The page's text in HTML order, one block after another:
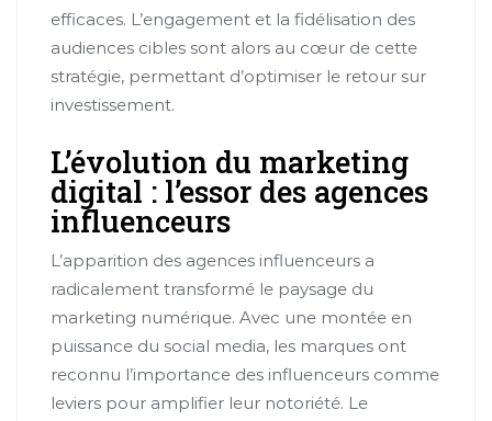
efficaces. L’engagement et la fidélisation des
audiences cibles sont alors au cœur de cette
stratégie, permettant d’optimiser le retour sur
investissement.
L’évolution du marketing
digital : l’essor des agences
influenceurs
L’apparition des agences influenceurs a
radicalement transformé le paysage du
marketing numérique. Avec une montée en
puissance du social media, les marques ont
reconnu l’importance des influenceurs comme
leviers pour amplifier leur notoriété. Le